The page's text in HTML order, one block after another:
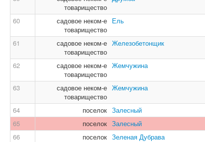
товарищество
60
садовое неком-е
товарищество
Ель
61
садовое неком-е
товарищество
Железобетонщик
62
садовое неком-е
товарищество
Жемчужина
63
садовое неком-е
товарищество
Жемчужина
64 поселок Залесный
65
поселок Залесный
66
поселок Зеленая Дубрава